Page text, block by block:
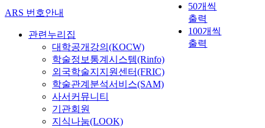
50개씩
출력
100개씩
출력
ARS 번호안내
관련누리집
대학공개강의(KOCW)
학술정보통계시스템(Rinfo)
외국학술지지원센터(FRIC)
학술관계분석서비스(SAM)
사서커뮤니티
기관회원
지식나눔(LOOK)